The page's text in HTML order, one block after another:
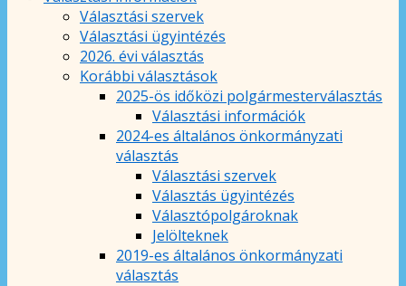
Választási szervek
Választási ügyintézés
2026. évi választás
Korábbi választások
2025-ös időközi polgármesterválasztás
Választási információk
2024-es általános önkormányzati
választás
Választási szervek
Választás ügyintézés
Választópolgároknak
Jelölteknek
2019-es általános önkormányzati
választás